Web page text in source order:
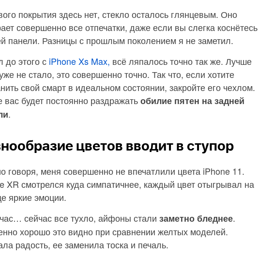
покрытия здесь нет, стекло осталось глянцевым. Оно
совершенно все отпечатки, даже если вы слегка коснётесь
панели. Разницы с прошлым поколением я не заметил.
до этого с iPhone Xs Max, всё ляпалось точно так же. Лучше
не стало, это совершенно точно. Так что, если хотите
свой смарт в идеальном состоянии, закройте его чехлом.
вас будет постоянно раздражатьобилие пятен на задней
.
цветов вводит в ступор
говоря, меня совершенно не впечатлили цвета iPhone 11.
XR смотрелся куда симпатичнее, каждый цвет отыгрывал на
яркие эмоции.
сейчас все тухло, айфоны стали заметно бледнее.
хорошо это видно при сравнении желтых моделей.
радость, ее заменила тоска и печаль.